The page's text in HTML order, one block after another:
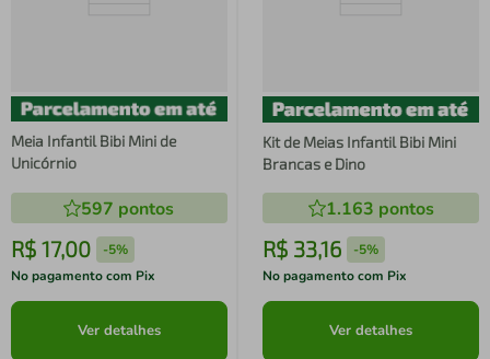
Meia Infantil Bibi Mini de
Unicórnio
597 pontos
R$ 17,00 -5%
No pagamento com Pix
Ver detalhes
Kit de Meias Infantil Bibi Mini
Brancas e Dino
1.163 pontos
R$ 33,16 -5%
No pagamento com Pix
Ver detalhes